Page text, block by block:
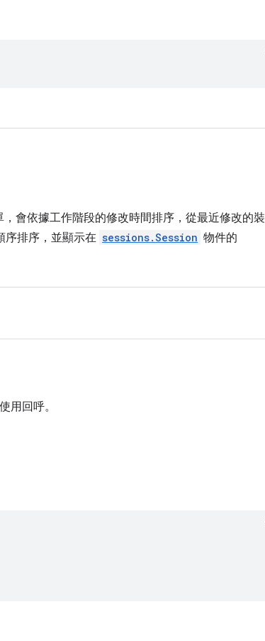
，會依據工作階段的修改時間排序，從最近修改的裝
序排序，並顯示在 sessions.Session 物件的
用回呼。